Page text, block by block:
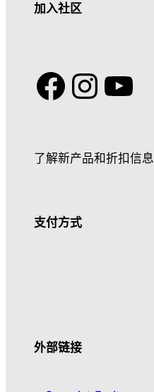
加入社区
Facebook InstagramYouTube
了解新产品和折扣信息
支付方式
外部链接